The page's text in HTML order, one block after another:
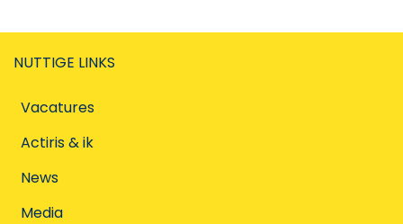
NUTTIGE LINKS
Vacatures
Actiris & ik
News
Media